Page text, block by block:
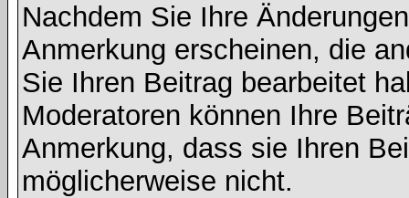
Nachdem Sie Ihre
Anmerkung erscheinen, die
Sie Ihren Beitrag bearbeitet
Moderatoren können Ihre
Anmerkung, dass sie Ihren
möglicherweise nicht.